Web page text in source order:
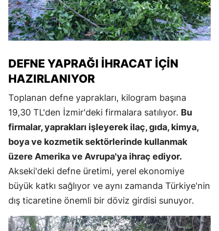
DEFNE YAPRAĞI İHRACAT İÇIN
HAZIRLANIYOR
Toplanan defne yaprakları, kilogram başına
19,30 TL'den İzmir'deki firmalara satılıyor. Bu
firmalar, yaprakları işleyerek ilaç, gıda, kimya,
boya ve kozmetik sektörlerinde kullanmak
üzere Amerika ve Avrupa'ya ihraç ediyor.
Akseki'deki defne üretimi, yerel ekonomiye
büyük katkı sağlıyor ve aynı zamanda Türkiye'nin
dış ticaretine önemli bir döviz girdisi sunuyor.